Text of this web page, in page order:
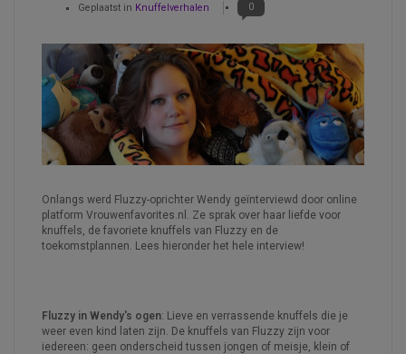
Geplaatst in Knuffelverhalen 0
Onlangs werd Fluzzy-oprichter Wendy geïnterviewd door online
platform Vrouwenfavorites.nl. Ze sprak over haar liefde voor
knuffels, de favoriete knuffels van Fluzzy en de
toekomstplannen. Lees hieronder het hele interview!
Fluzzy in Wendy's ogen: Lieve en verrassende knuffels die je
weer even kind laten zijn. De knuffels van Fluzzy zijn voor
iedereen: geen onderscheid tussen jongen of meisje, klein of